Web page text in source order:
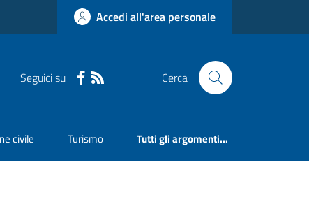
Accedi all'area personale
Seguici su Cerca
civile Turismo Tutti gli argomenti...